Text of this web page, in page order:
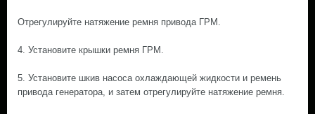
Отрегулируйте натяжение ремня привода ГРМ.
4. Установите крышки ремня ГРМ.
5. Установите шкив насоса охлаждающей жидкости и ремень
привода генератора, и затем отрегулируйте натяжение ремня.